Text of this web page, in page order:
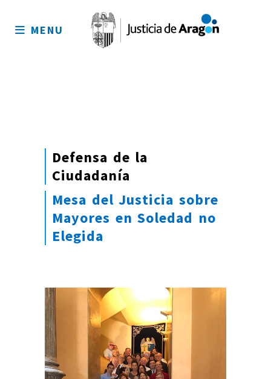
sitio
MENU
Defensa de la
Ciudadanía
Mesa del Justicia sobre
Mayores en Soledad no
Elegida